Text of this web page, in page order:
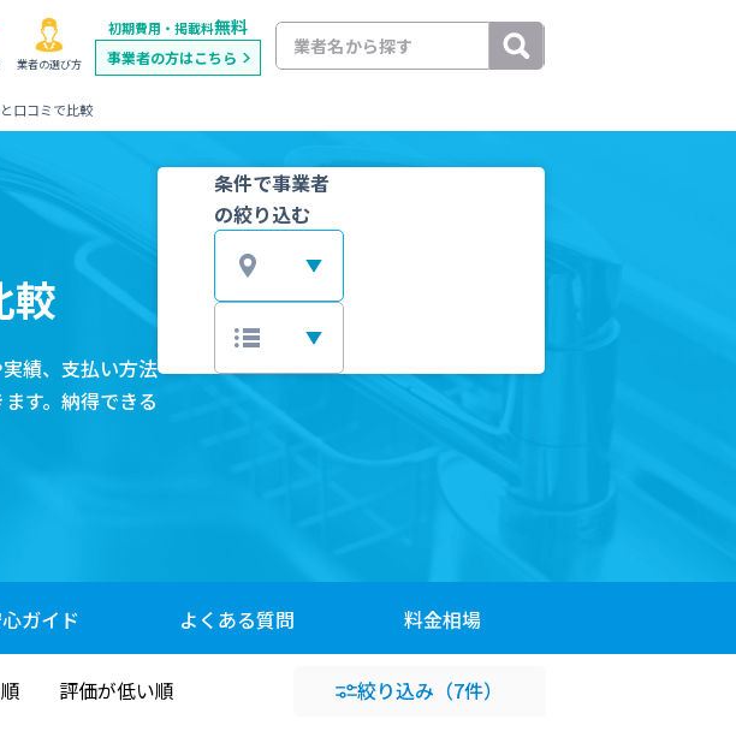
業者の選び方
初期費用・掲載料無料
事業者の方はこちら
口コミで比較
較
績、支払い方法
す。納得できる
条件で事業者
の絞り込む
ガイド よくある質問 料金相場
評価が低い順 絞り込み （7件）